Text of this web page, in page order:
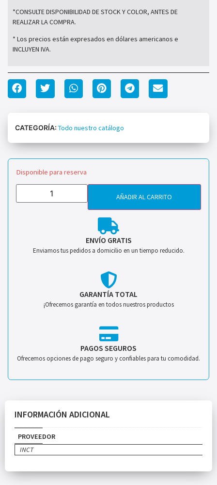
*CONSULTE DISPONIBILIDAD DE STOCK Y COLOR, ANTES DE
REALIZAR LA COMPRA.
* Los precios están expresados en dólares americanos e
INCLUYEN IVA.
CATEGORÍA: Todo nuestro catálogo
Disponible para reserva
AÑADIR AL CARRITO
ENVÍO GRATIS
Enviamos tus pedidos a domicilio en un tiempo reducido.
GARANTÍA TOTAL
¡Ofrecemos garantía en todos nuestros productos
PAGOS SEGUROS
Ofrecemos opciones de pago seguro y confiables para tu comodidad.
INFORMACIÓN ADICIONAL
PROVEEDOR
INCT